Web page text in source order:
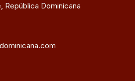
República Dominicana